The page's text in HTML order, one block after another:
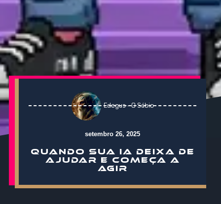
Edegus - O Sábio
setembro 26, 2025
QUANDO SUA IA DEIXA DE
AJUDAR E COMEÇA A
AGIR